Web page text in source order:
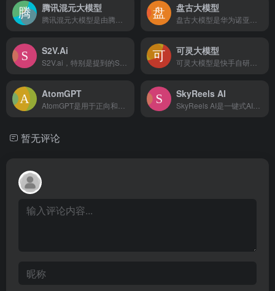
腾讯混元大模型 盘古大模型
S2V.Ai 可灵大模型
AtomGPT SkyReels AI
暂无评论